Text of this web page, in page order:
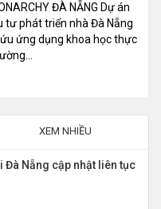
ĐÀ NẴNG Dự án
tư phát triển nhà Đà Nẵng
ứng dụng khoa học thực
XEM NHIỀU
Đà Nẵng cập nhật liên tục